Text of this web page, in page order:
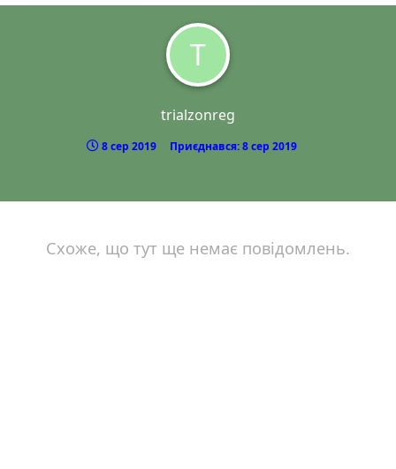
T
trialzonreg
8 сер 2019 Приєднався:8 сер 2019
Схоже, що тут ще немає повідомлень.